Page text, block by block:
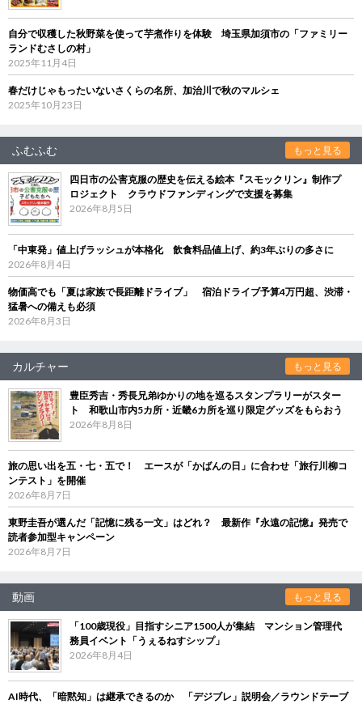
自分で収穫した秋野菜を使って芋煮作りを体験 埼玉県加須市の「ファミリー
ランドむさしの村」
2025年11月4日
春だけじゃもったいないさくらの名所、加治川で秋のマルシェ
2025年10月23日
ふむふむ もっと見る
四日市の公害克服の歴史を伝える絵本『スモックリン』制作プ
ロジェクト クラウドファンディングで支援を募集
2026年8月5日
「中東発」値上げラッシュが本格化 飲食料品値上げ、約3年ぶりの多さに
2026年8月4日
物価高でも「夏は家族で長距離ドライブ」 宿泊ドライブ予算4万円超、渋滞・
猛暑への備えも必須
2026年8月3日
カルチャー もっと見る
豊臣秀吉・秀長兄弟ゆかりの地を巡るスタンプラリーがスター
ト 和歌山市内5カ所・近畿6カ所を巡り限定グッズをもらおう
2026年8月8日
旅の思い出を五・七・五で！ エースが「かばんの日」に合わせ「旅行川柳コ
ンテスト」を開催
2026年8月7日
東野圭吾が選んだ「記憶に残る一文」はどれ？ 最新作『永遠の記憶』発売で
読者参加型キャンペーン
2026年8月7日
動画 もっと見る
「100歳現役」目指すシニア1500人が集結 マンション管理代
務員イベント「うぇるねすシップ」
2026年8月4日
AI時代、「暗黙知」は継承できるのか 「デジブレ」説明会／ラウンドテーブ